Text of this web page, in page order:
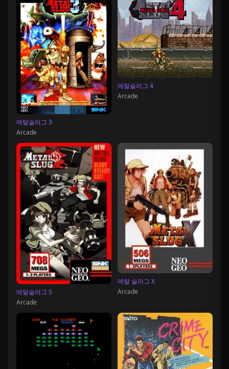
메탈슬러그 3
Arcade
메탈슬러그 4
Arcade
메탈슬러그 5
Arcade
메탈 슬러그 X
Arcade